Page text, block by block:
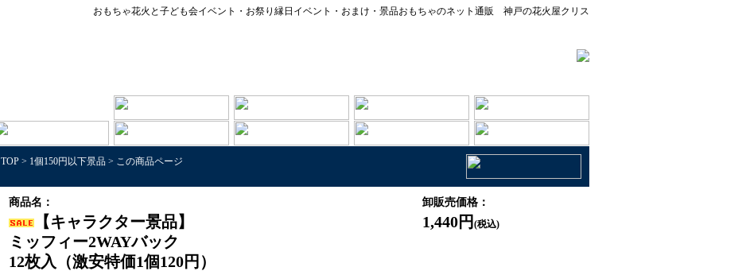
おもちゃ花火と子ども会イベント・お祭り縁日イベント・おまけ・景品おもちゃのネット通販 神戸の花火屋クリス
TOP > 1個150円以下景品 > この商品ページ
商品名：
【キャラクター景品】
ミッフィー2WAYバック
12枚入（激安特価1個120円）
卸販売価格：
1,440円 (税込)